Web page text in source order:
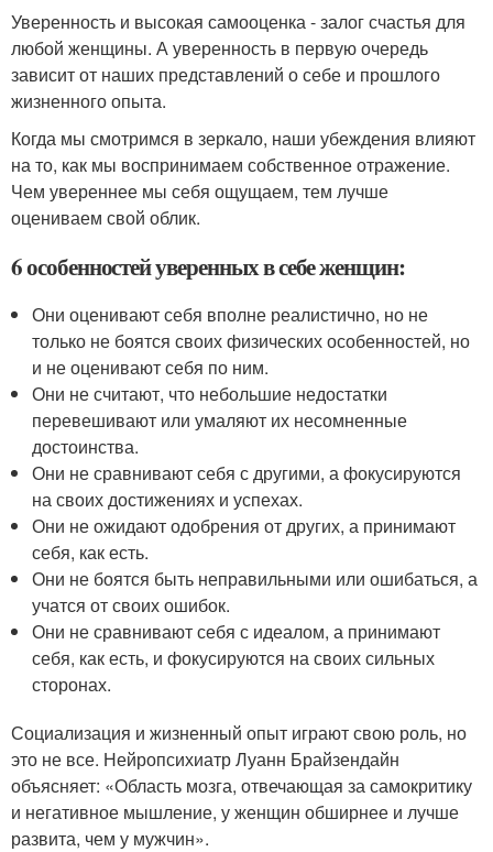
Уверенность и высокая самооценка - залог счастья для
любой женщины. А уверенность в первую очередь
зависит от наших представлений о себе и прошлого
жизненного опыта.
Когда мы смотримся в зеркало, наши убеждения влияют
на то, как мы воспринимаем собственное отражение.
Чем увереннее мы себя ощущаем, тем лучше
оцениваем свой облик.
6 особенностей уверенных в себе женщин:
Они оценивают себя вполне реалистично, но не
только не боятся своих физических особенностей, но
и не оценивают себя по ним.
Они не считают, что небольшие недостатки
перевешивают или умаляют их несомненные
достоинства.
Они не сравнивают себя с другими, а фокусируются
на своих достижениях и успехах.
Они не ожидают одобрения от других, а принимают
себя, как есть.
Они не боятся быть неправильными или ошибаться, а
учатся от своих ошибок.
Они не сравнивают себя с идеалом, а принимают
себя, как есть, и фокусируются на своих сильных
сторонах.
Социализация и жизненный опыт играют свою роль, но
это не все. Нейропсихиатр Луанн Брайзендайн
объясняет: «Область мозга, отвечающая за самокритику
и негативное мышление, у женщин обширнее и лучше
развита, чем у мужчин».